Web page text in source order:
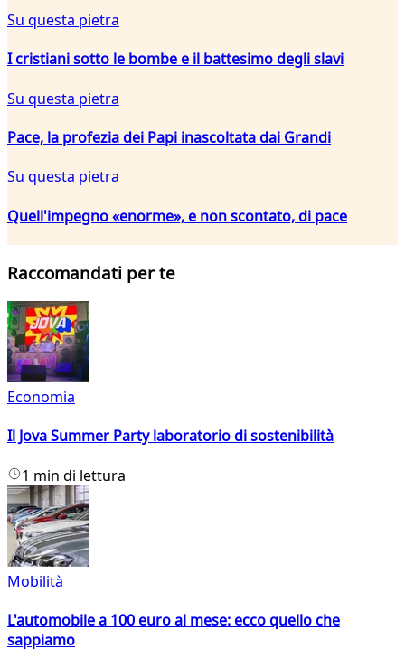
Su questa pietra
I cristiani sotto le bombe e il battesimo degli slavi
Su questa pietra
Pace, la profezia dei Papi inascoltata dai Grandi
Su questa pietra
Quell'impegno «enorme», e non scontato, di pace
Raccomandati per te
Economia
Il Jova Summer Party laboratorio di sostenibilità
1 min di lettura
Mobilità
L'automobile a 100 euro al mese: ecco quello che
sappiamo